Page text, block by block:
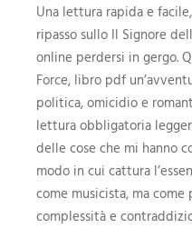
Una lettura rapida e
ripasso sullo Il Signore
online perdersi in gergo.
Force, libro pdf
politica, omicidio e
lettura obbligatoria
delle cose che mi hanno
modo in cui cattura
come musicista, ma
complessità e